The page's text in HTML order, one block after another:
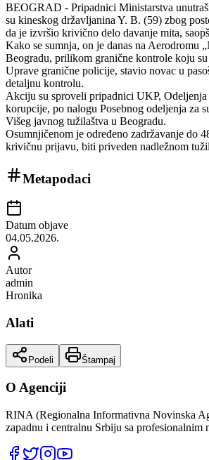
BEOGRAD - Pripadnici Ministarstva
su kineskog državljanina Y. B. (59) zbog
da je izvršio krivično delo davanje mita,
Kako se sumnja, on je danas na Aerodromu
Beogradu, prilikom granične kontrole koju
Uprave granične policije, stavio novac u
detaljnu kontrolu.
Akciju su sproveli pripadnici UKP,
korupcije, po nalogu Posebnog odeljenja za
Višeg javnog tužilaštva u Beogradu.
Osumnjičenom je određeno zadržavanje do
krivičnu prijavu, biti priveden nadležnom
Metapodaci
Datum objave
04.05.2026.
Autor
admin
Hronika
Alati
Podeli Štampaj
O Agenciji
RINA (Regionalna Informativna Novinska
zapadnu i centralnu Srbiju sa profesionalnim